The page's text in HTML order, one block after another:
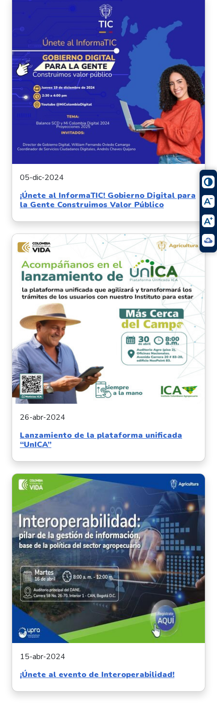
05-dic-2024
¡Únete al InformaTIC! Gobierno Digital para
la Gente Construimos Valor Público
26-abr-2024
Lanzamiento de la plataforma unificada
“UnICA”
15-abr-2024
¡Únete al evento de Interoperabilidad!